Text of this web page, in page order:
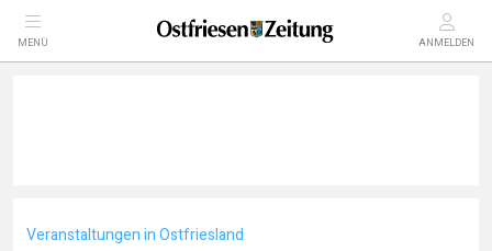
MENÜ ANMELDEN
Veranstaltungen in Ostfriesland